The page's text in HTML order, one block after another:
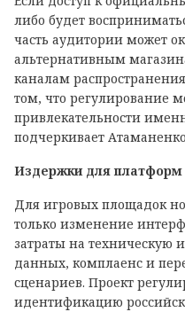
либо будет
часть аудитории может
альтернативным
каналам
том, что регулирование
привлекательности
подчеркивает
Издержки для платформ
Для игровых площадок
только изменение
затраты на техническую
данных, комплаенс и
сценариев. Проект
идентификацию